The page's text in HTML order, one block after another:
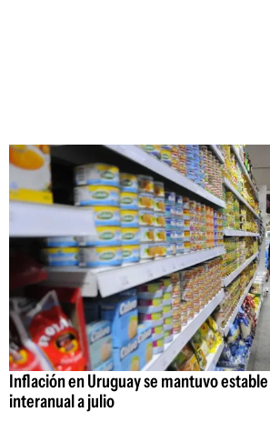
Inflación en Uruguay se mantuvo
interanual a julio